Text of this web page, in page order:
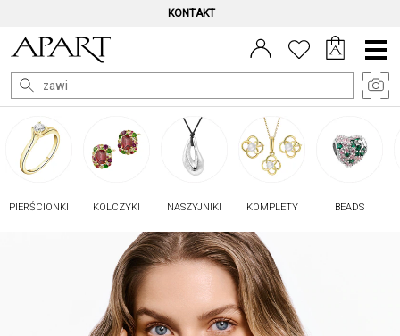
DLA WIĘKSZOŚCI PRODUKTÓW
Menu
główne
PIERŚCIONKI KOLCZYKI NASZYJNIKI KOMPLETY BEADS